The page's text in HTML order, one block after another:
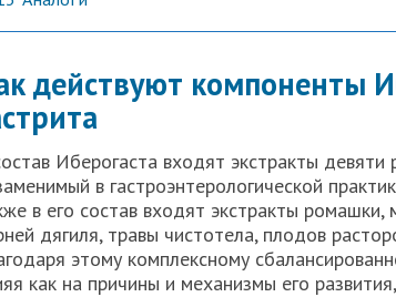
действуют компоненты
Иберогаста входят экстракты девяти
в гастроэнтерологической
в его состав входят экстракты
дягиля, травы чистотела, плодов
этому комплексному
как на причины и механизмы его